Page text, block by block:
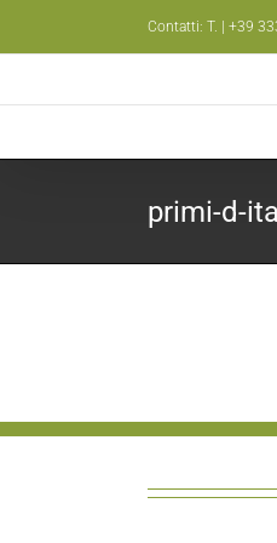
Contatti: T. | +39
primi-d-